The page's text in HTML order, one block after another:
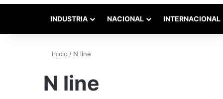
INDUSTRIA NACIONAL INTERNACIONAL
Inicio / N line
N line